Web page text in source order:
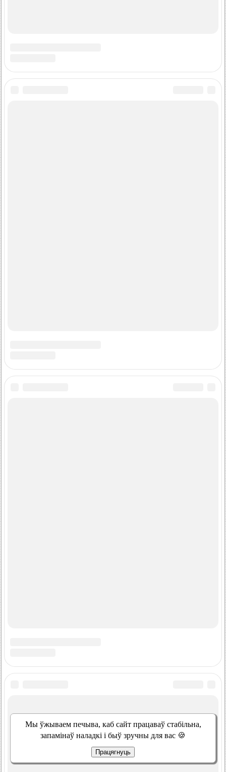
Мы ўжываем печыва, каб сайт працаваў стабільна,
запамінаў наладкі і быў зручны для вас 🍪
Працягнуць